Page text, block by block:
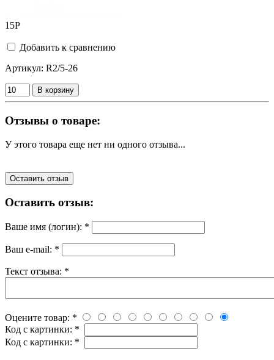
15Р
Добавить к сравнению
Артикул: R2/5-26
В корзину
Отзывы о товаре:
У этого товара еще нет ни одного отзыва...
Оставить отзыв
Оставить отзыв:
Ваше имя (логин): *
Ваш e-mail: *
Текст отзыва: *
Оцените товар: *
Код с картинки: *
Код с картинки: *